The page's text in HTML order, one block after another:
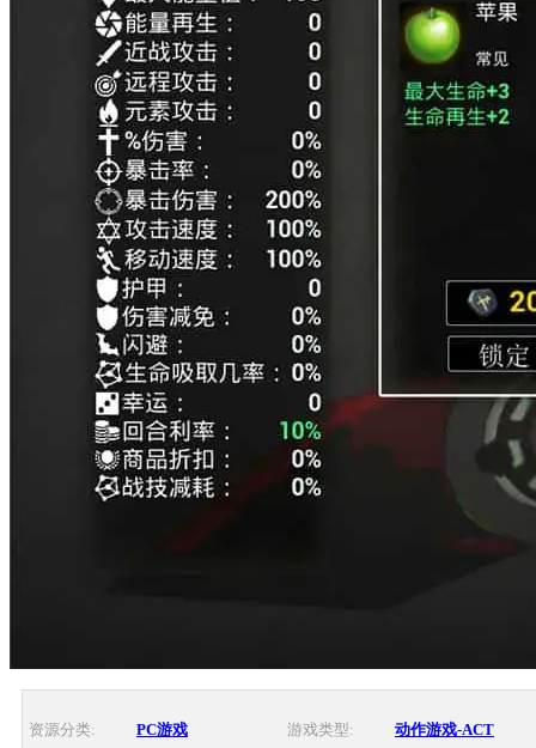
资源分类: PC游戏 游戏类型: 动作游戏-ACT